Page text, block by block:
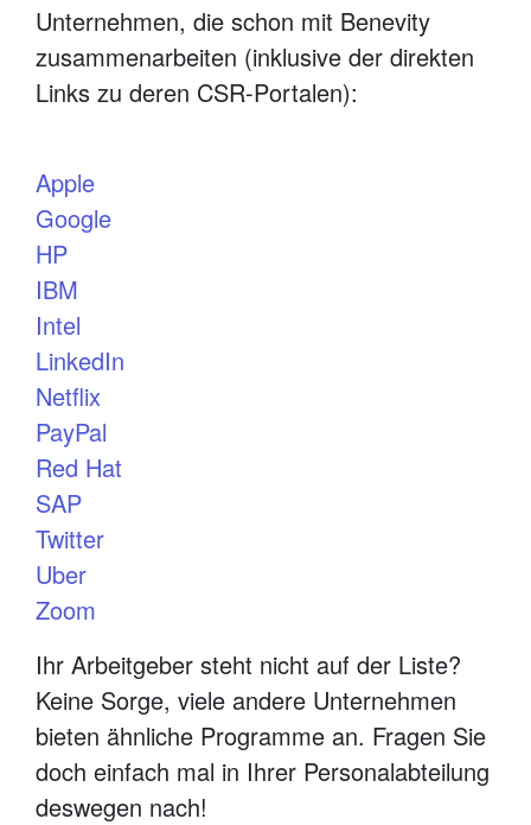
Unternehmen, die schon mit Benevity
zusammenarbeiten (inklusive der direkten
Links zu deren CSR-Portalen):
Apple
Google
HP
IBM
Intel
LinkedIn
Netflix
PayPal
Red Hat
SAP
Twitter
Uber
Zoom
Ihr Arbeitgeber steht nicht auf der Liste?
Keine Sorge, viele andere Unternehmen
bieten ähnliche Programme an. Fragen Sie
doch einfach mal in Ihrer Personalabteilung
deswegen nach!